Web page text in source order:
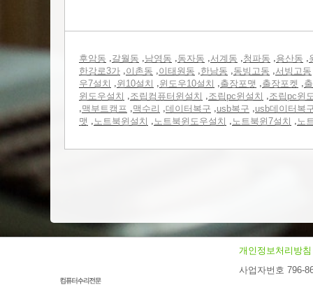
후암동 ,갈월동 ,남영동 ,동자동 ,서계동 ,청파동 ,용산동 ,
한강로3가 ,이촌동 ,이태원동 ,한남동 ,동빙고동 ,서빙고동
우7설치 ,윈10설치 ,윈도우10설치 ,출장포맷 ,출장포켓 ,
윈도우설치 ,조립컴퓨터윈설치 ,조립pc윈설치 ,조립pc윈
,맥부트캠프 ,맥수리 ,데이터복구 ,usb복구 ,usb데이터복
맷 ,노트북윈설치 ,노트북윈도우설치 ,노트북윈7설치 ,노
개인정보처리방침
사업자번호 796-